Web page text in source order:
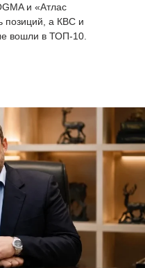
и «Атлас
позиций, а КВС и
вошли в ТОП-10.